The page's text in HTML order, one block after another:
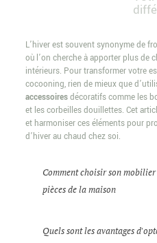
L’hiver est souvent synonyme de
où l’on cherche à apporter plus de
intérieurs. Pour transformer votre
cocooning, rien de mieux que
accessoiresdécoratifs comme les
et les corbeilles douillettes. Cet
et harmoniser ces éléments pour
d’hiver au chaud chez soi.
Comment choisir son mobilier
pièces de la maison
Quels sont les avantages